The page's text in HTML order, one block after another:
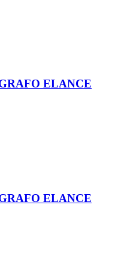
ELANCE
ELANCE